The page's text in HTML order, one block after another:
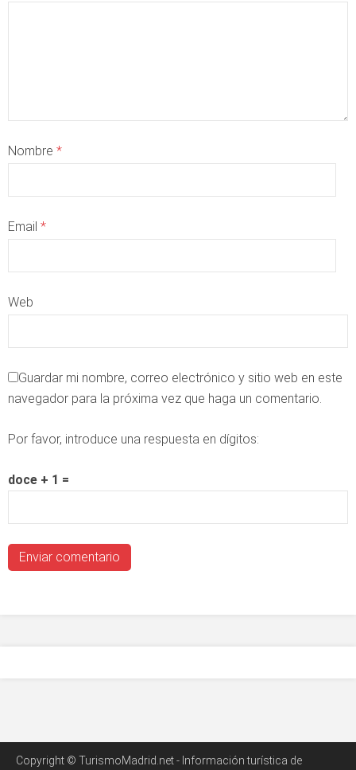
Nombre *
Email *
Web
Guardar mi nombre, correo electrónico y sitio web en este
navegador para la próxima vez que haga un comentario.
Por favor, introduce una respuesta en dígitos:
doce + 1 =
Copyright © TurismoMadrid.net - Información turística de